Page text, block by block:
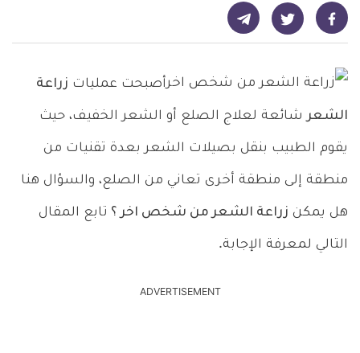
شارك على فيسبوك - ديلي ميديكال انفو شارك على تويتر - ديلي ميديكال انفو شارك على تيليجرام - ديلي ميديكال انفو
أصبحت عمليات زراعة
الشعرشائعة لعلاج الصلع أو الشعر الخفيف، حيث
يقوم الطبيب بنقل بصيلات الشعر بعدة تقنيات من
منطقة إلى منطقة أخرى تعاني من الصلع، والسؤال هنا
هل يمكن زراعة الشعر من شخص اخر ؟ تابع المقال
التالي لمعرفة الإجابة.
ADVERTISEMENT